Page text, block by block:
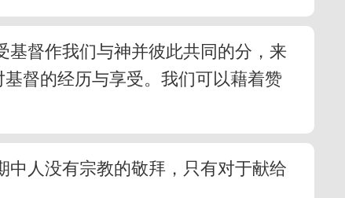
基督作我们与神并彼此共同的分，来
督的经历与享受。我们可以藉着赞
人没有宗教的敬拜，只有对于献给